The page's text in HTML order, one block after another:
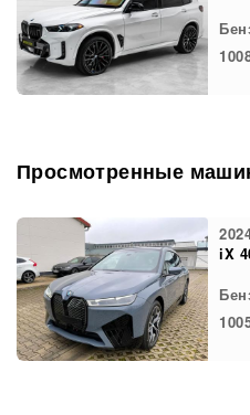
Просмотренные
iX